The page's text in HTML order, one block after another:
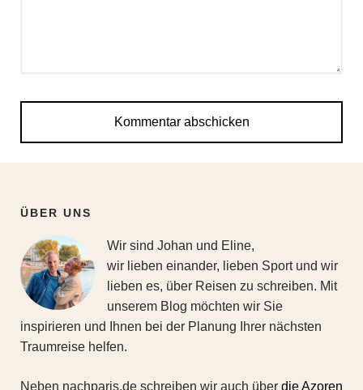
ÜBER UNS
Wir sind Johan und Eline,
wir lieben einander, lieben Sport und wir
lieben es, über Reisen zu schreiben. Mit
unserem Blog möchten wir Sie
inspirieren und Ihnen bei der Planung Ihrer nächsten
Traumreise helfen.
Neben nachparis.de schreiben wir auch über die Azoren